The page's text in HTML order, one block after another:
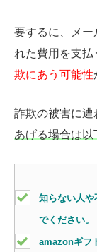
要するに、メー
れた費用を支払
欺にあう可能性
詐欺の被害に遭
あげる場合は以
知らない人
でください。
amazonギフ